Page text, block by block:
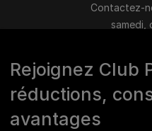
Rejoignez Club
réductions,
avantages
Contactez-
samedi,
du lundi au
>